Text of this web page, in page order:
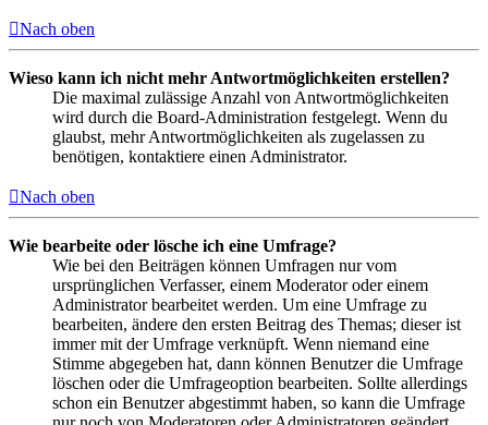
Nach oben
Wieso kann ich nicht mehr Antwortmöglichkeiten erstellen?
Die maximal zulässige Anzahl von Antwortmöglichkeiten
wird durch die Board-Administration festgelegt. Wenn du
glaubst, mehr Antwortmöglichkeiten als zugelassen zu
benötigen, kontaktiere einen Administrator.
Nach oben
Wie bearbeite oder lösche ich eine Umfrage?
Wie bei den Beiträgen können Umfragen nur vom
ursprünglichen Verfasser, einem Moderator oder einem
Administrator bearbeitet werden. Um eine Umfrage zu
bearbeiten, ändere den ersten Beitrag des Themas; dieser ist
immer mit der Umfrage verknüpft. Wenn niemand eine
Stimme abgegeben hat, dann können Benutzer die Umfrage
löschen oder die Umfrageoption bearbeiten. Sollte allerdings
schon ein Benutzer abgestimmt haben, so kann die Umfrage